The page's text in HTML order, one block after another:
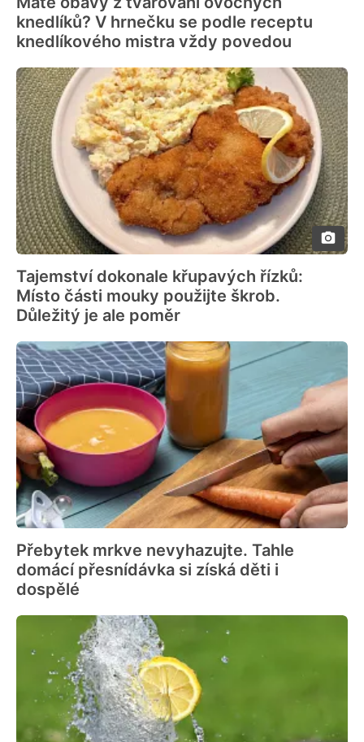
knedlíků? V hrnečku se podle receptu
knedlíkového mistra vždy povedou
Tajemství dokonale křupavých řízků:
Místo části mouky použijte škrob.
Důležitý je ale poměr
Přebytek mrkve nevyhazujte. Tahle
domácí přesnídávka si získá děti i
dospělé